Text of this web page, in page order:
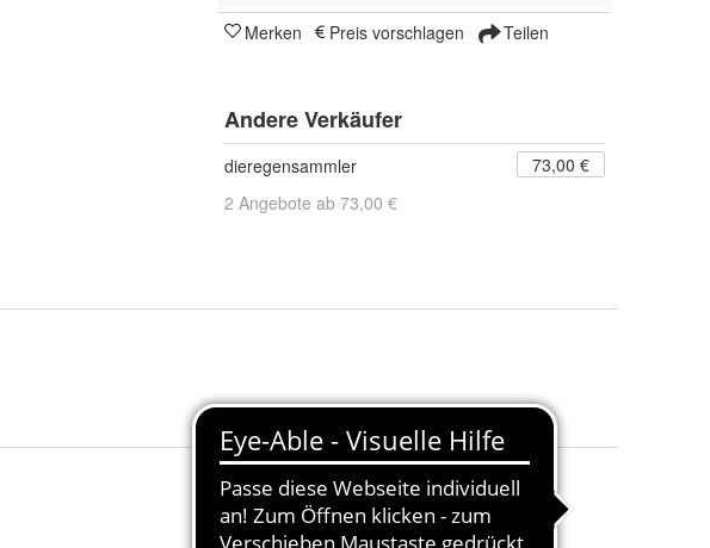
Merken Preis vorschlagen Teilen
Andere Verkäufer
dieregensammler
73,00 €
2 Angebote ab 73,00 €